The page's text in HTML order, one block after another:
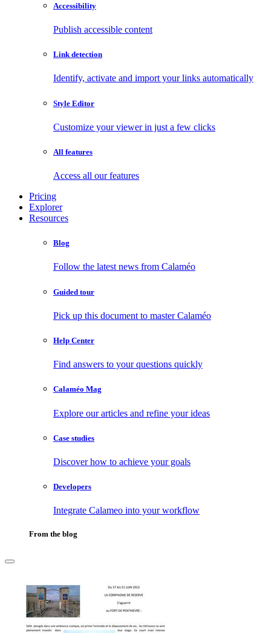
Accessibility
Publish accessible content
Link detection
Identify, activate and import your links automatically
Style Editor
Customize your viewer in just a few clicks
All features
Access all our features
Pricing
Explorer
Resources
Blog
Follow the latest news from Calaméo
Guided tour
Pick up this document to master Calaméo
Help Center
Find answers to your questions quickly
Calaméo Mag
Explore our articles and refine your ideas
Case studies
Discover how to achieve your goals
Developers
Integrate Calameo into your workflow
From the blog